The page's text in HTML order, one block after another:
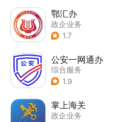
鄂汇办
政企业务
1.7
公安一网通办
综合服务
| 业务咨询办理
1.9
掌上海关
政企业务